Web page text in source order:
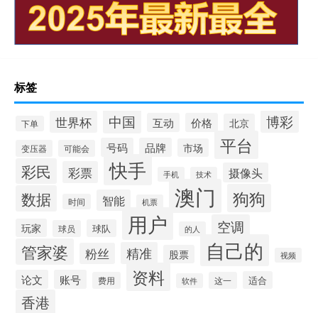
标签
下单 世界杯 中国 互动 价格 北京 博彩
变压器 可能会 号码 品牌 市场 平台
彩民 彩票 快手 手机 技术 摄像头
数据 时间 智能 机票 澳门 狗狗
玩家 球员 球队 用户 的人 空调
管家婆 粉丝 精准 股票 自己的 视频
论文 账号 费用 资料 软件 这一 适合
香港